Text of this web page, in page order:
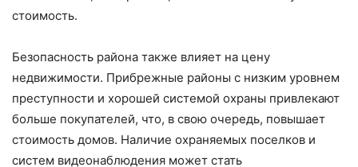
стоимость.
Безопасность района также влияет на цену
недвижимости. Прибрежные районы с низким уровнем
преступности и хорошей системой охраны привлекают
больше покупателей, что, в свою очередь, повышает
стоимость домов. Наличие охраняемых поселков и
систем видеонаблюдения может стать